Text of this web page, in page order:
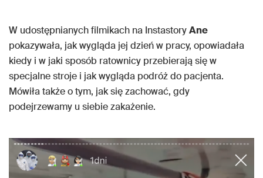
W udostępnianych filmikach na InstastoryAne
pokazywała, jak wygląda jej dzień w pracy, opowiadała
kiedy i w jaki sposób ratownicy przebierają się w
specjalne stroje i jak wygląda podróż do pacjenta.
Mówiła także o tym, jak się zachować, gdy
podejrzewamy u siebie zakażenie.